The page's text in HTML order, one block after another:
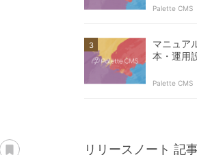
Title & URL
Palette CMS
マニュア
本・運用
Palette CMS
リリースノート 記